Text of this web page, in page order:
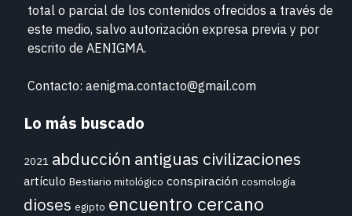
total o parcial de los contenidos ofrecidos a través de
este medio, salvo autorización expresa previa y por
escrito de AENIGMA.
Contacto: aenigma.contacto@gmail.com
Lo más buscado
2021 abducción antiguas civilizaciones
artículo Bestiario mitológico conspiración cosmología
dioses egipto encuentro cercano